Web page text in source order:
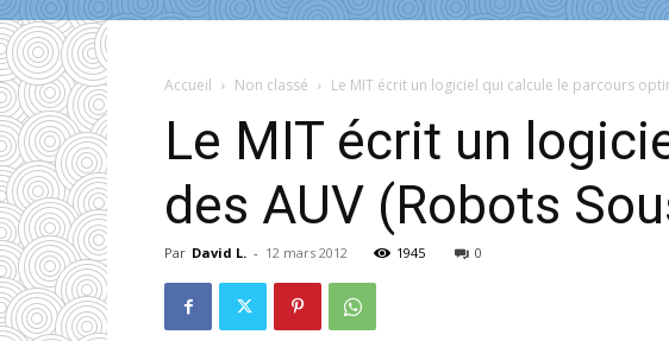
Accueil Non classé Le MIT écrit un logiciel qui calcule le parcours
Le MIT écrit un
des AUV (Robots
Par David L. - 12 mars 2012 1945 0